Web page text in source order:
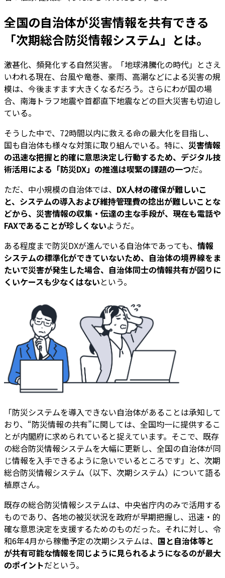
全国の自治体が災害情報を共有できる
「次期総合防災情報システム」とは。
激甚化、頻発化する自然災害。「地球沸騰化の時代」とさえ
いわれる現在、台風や竜巻、豪雨、高潮などによる災害の規
模は、今後ますます大きくなるだろう。さらにわが国の場
合、南海トラフ地震や首都直下地震などの巨大災害も切迫し
ている。
そうした中で、72時間以内に救える命の最大化を目指し、
国も自治体も様々な対策に取り組んでいる。特に、 災害情報
の迅速な把握と的確に意思決定し行動するため、デジタル技
術活用による「防災DX」の推進は喫緊の課題の一つだ。
ただ、中小規模の自治体では、 DX人材の確保が難しいこ
と、システムの導入および維持管理費の捻出が難しいことな
どから、災害情報の収集・伝達の主な手段が、現在も電話や
FAXであることが珍しくないようだ。
ある程度まで防災DXが進んでいる自治体であっても、 情報
システムの標準化ができていないため、自治体の境界線をま
たいで災害が発生した場合、自治体同士の情報共有が図りに
くいケースも少なくはないという。
「防災システムを導入できない自治体があることは承知して
おり、“防災情報の共有”に関しては、全国均一に提供するこ
とが内閣府に求められていると捉えています。そこで、既存
の総合防災情報システムを大幅に更新し、全国の自治体が同
じ情報を入手できるように急いでいるところです」と、次期
総合防災情報システム（以下、次期システム）について語る
植原さん。
既存の総合防災情報システムは、中央省庁内のみで活用する
ものであり、各地の被災状況を政府が早期把握し、迅速・的
確な意思決定を支援するためのものだった。それに対し、令
和6年4月から稼働予定の次期システムは、 国と自治体等と
が共有可能な情報を同じように見られるようになるのが最大
のポイントだという。